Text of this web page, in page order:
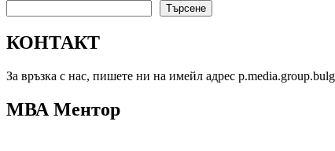
Търсене
КОНТАКТ
За връзка с нас, пишете ни на имейл адрес
МВА Ментор